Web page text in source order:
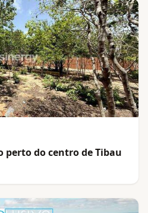
perto do centro de Tibau